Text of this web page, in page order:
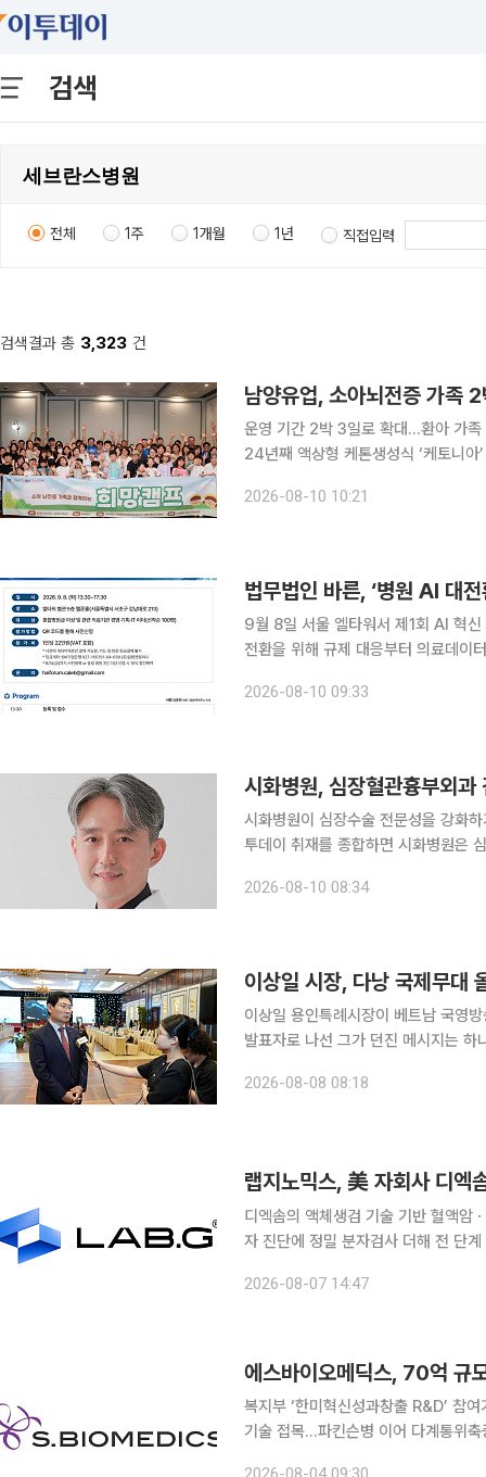
검색
전체 1주 1개월 1년 직접입력
검색결과 총 3,323 건
남양유업, 소아뇌전증 가족
운영 기간 2박 3일로 확대…환아 가족
24년째 액상형 케톤생성식 ‘케토니아’ 생산·공급 남양유업은 서울아셈로타
용인 골든튤립호텔에서 진행했다고
2026-08-10 10:21
법무법인 바른, ‘병원 AI 대
9월 8일 서울 엘타워서 제1회 AI 혁신 리더스 포럼 법무법인 바른이 병
전환을 위해 규제 대응부터 의료데이
포럼-병원 AI 대전환과 도약: 데이터·
2026-08-10 09:33
시화병원, 심장혈관흉부외
시화병원이 심장수술 전문성을 강화하
투데이 취재를 종합하면 시화병원은
한양대학교 의과대학을 졸업한 뒤 울
2026-08-10 08:34
이상일 시장, 다낭 국제무대
이상일 용인특례시장이 베트남 국영
발표자로 나선 그가 던진 메시지는 하
만남(Meet Korea in Da Nang)' 콘
2026-08-08 08:18
디엑솜의 액체생검 기술 기반 혈액
자 진단에 정밀 분자검사 더해 전 단계 완성…美
략을 강화한다. 글로벌 유전
2026-08-07 14:47
복지부 ‘한미혁신성과창출 R&D’ 참
기술 접목…파킨슨병 이어 다계통위축증ㆍ치매 등 적응증